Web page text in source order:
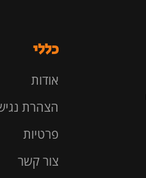
כללי
אודות
הצהרת
פרטיות
צור קשר